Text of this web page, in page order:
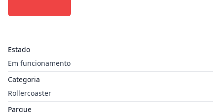
Estado
Em funcionamento
Categoria
Rollercoaster
Parque